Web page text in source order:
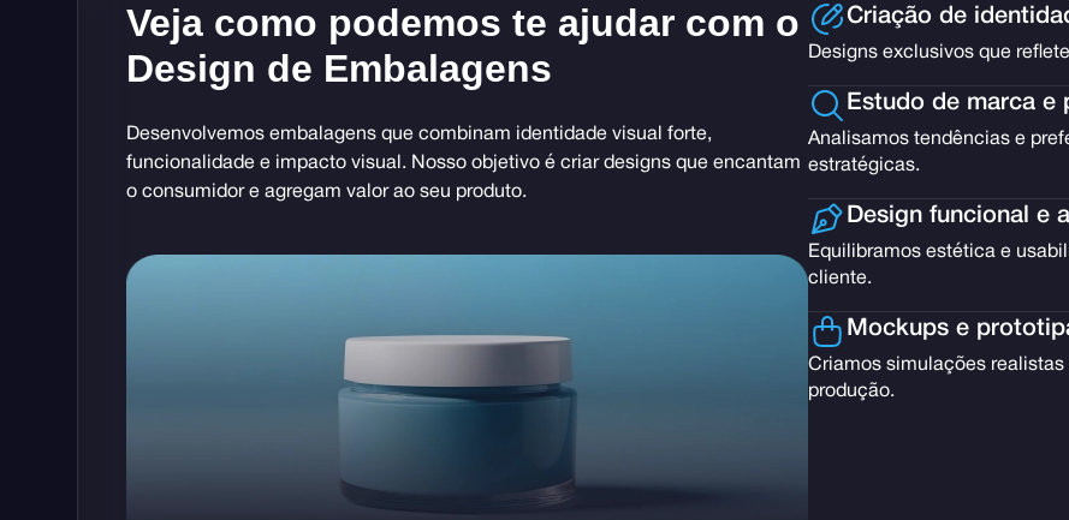
Veja como podemos te ajudar com o
Design de Embalagens
Desenvolvemos embalagens que combinam identidade visual forte,
funcionalidade e impacto visual. Nosso objetivo é criar designs que encantam
o consumidor e agregam valor ao seu produto.
Criação de
Designs exclusivos que
Estudo de marca e
Analisamos tendências e
estratégicas.
Design funcional e
Equilibramos estética e
cliente.
Mockups e
Criamos simulações
produção.